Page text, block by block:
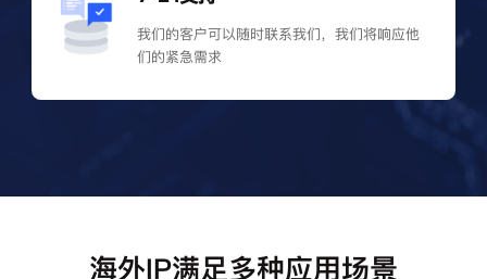
我们的客户可以随时联系我们，我们将响应他
们的紧急需求
海外IP满足多种应用场景